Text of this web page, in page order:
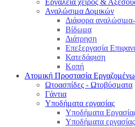
Εργαλεία χειρός &
Αναλώσιμα Δομικών
Διάφορα
Βίδωμα
Διάτρηση
Επεξεργασία
Κατεδάφιση
Κοπή
Ατομική Προστασία
Ωτοασπίδες - Ωτοβύσματα
Γάντια
Υποδήματα εργασίας
Υποδήματα
Υποδήματα